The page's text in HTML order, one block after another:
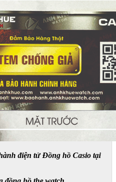
điện tử Đồng hồ Casio tại